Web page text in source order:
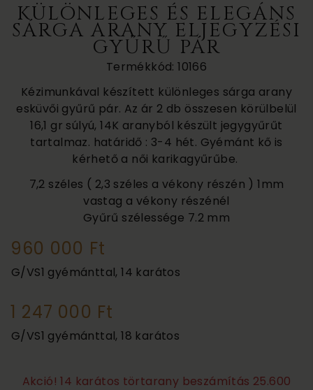
KÜLÖNLEGES ÉS ELEGÁNS
SÁRGA ARANY ELJEGYZÉSI
GYŰRŰ PÁR
Termékkód: 10166
Kézimunkával készített különleges sárga arany
esküvői gyűrű pár. Az ár 2 db összesen körülbelül
16,1 gr súlyú, 14K aranyból készült jegygyűrűt
tartalmaz. határidő : 3-4 hét. Gyémánt kő is
kérhető a női karikagyűrűbe.
7,2 széles ( 2,3 széles a vékony részén ) 1mm
vastag a vékony részénél
Gyűrű szélessége 7.2 mm
960 000 Ft
G/VS1 gyémánttal, 14 karátos
1 247 000 Ft
G/VS1 gyémánttal, 18 karátos
Akció! 14 karátos törtarany beszámítás 25.600